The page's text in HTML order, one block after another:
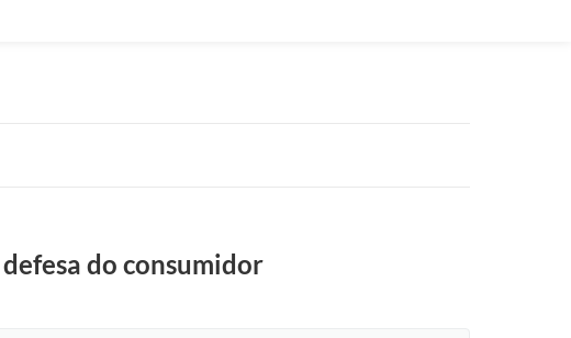
do consumidor